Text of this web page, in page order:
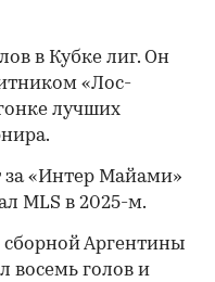
в Кубке лиг. Он
«Лос-
лучших
за «Интер Майами»
MLS в 2025-м.
сборной Аргентины
восемь голов и